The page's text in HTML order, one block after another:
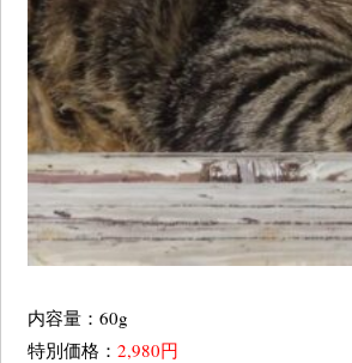
内容量：60g
特別価格：2,980円